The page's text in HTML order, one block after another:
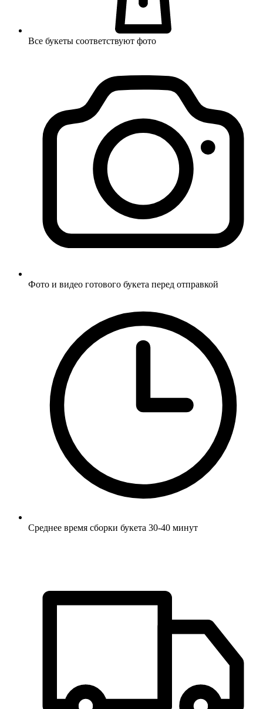
Все букеты соответствуют фото
Фото и видео готового букета перед отправкой
Среднее время сборки букета 30-40 минут